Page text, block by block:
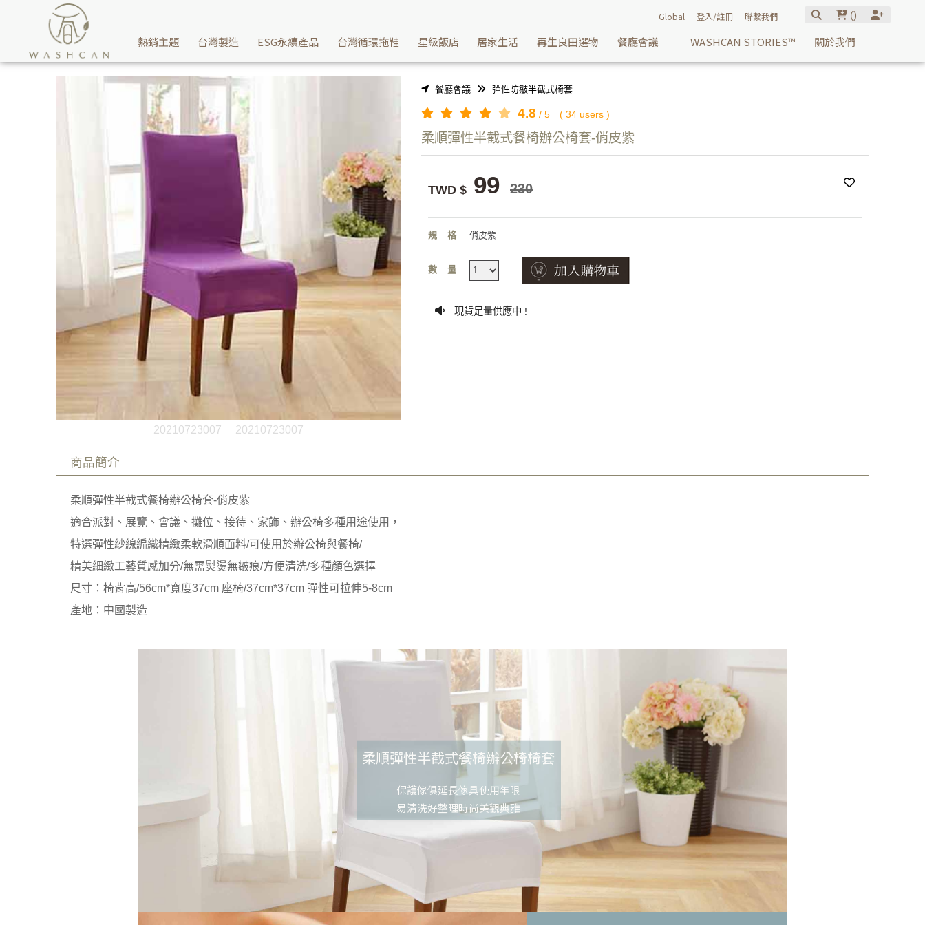
餐桌椅辦公室椅有損傷卻心疼丟棄？Washcan瓦士肯家飾推薦-無需熨燙彈性餐椅辦公椅椅套給您 | Washcan瓦士肯
Global 登入/註冊 聯繫我們 ()
熱銷主題 台灣製造 ESG永續產品 台灣循環拖鞋 星級飯店 居家生活 再生良田選物 餐廳會議 WASHCAN STORIES™ 關於我們
20210723007 20210723007
餐廳會議 彈性防皺半截式椅套
4.8 / 5 ( 34 users )
柔順彈性半截式餐椅辦公椅套-俏皮紫
TWD $ 99 230
規格 俏皮紫
數量
現貨足量供應中 !
商品簡介
柔順彈性半截式餐椅辦公椅套-俏皮紫
適合派對、展覽、會議、攤位、接待、家飾、辦公椅多種用途使用，
特選彈性紗線編織精緻柔軟滑順面料/可使用於辦公椅與餐椅/
精美細緻工藝質感加分/無需熨燙無皺痕/方便清洗/多種顏色選擇
尺寸：椅背高/56cm*寬度37cm 座椅/37cm*37cm 彈性可拉伸5-8cm
產地：中國製造
柔順彈性半截式餐椅辦公椅椅套
保護傢俱延長傢具使用年限
易清洗好整理時尚美觀典雅